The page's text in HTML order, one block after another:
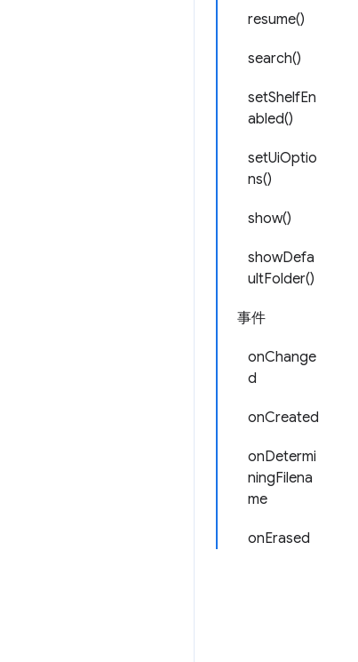
resume()
search()
setShelfEn
abled()
setUiOptio
ns()
show()
showDefa
ultFolder()
事件
onChange
d
onCreated
onDetermi
ningFilena
me
onErased